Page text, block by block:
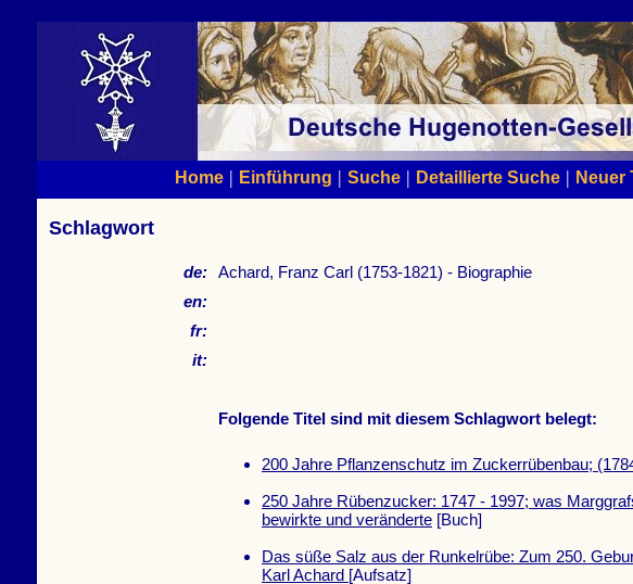
Home | Einführung | Suche | Detaillierte Suche | Neuer
Schlagwort
de: Achard, Franz Carl (1753-1821) - Biographie
en:
fr:
it:
Folgende Titel sind mit diesem Schlagwort belegt:
200 Jahre Pflanzenschutz im Zuckerrübenbau;
250 Jahre Rübenzucker: 1747 - 1997; was
bewirkte und veränderte [Buch]
Das süße Salz aus der Runkelrübe: Zum 250.
Karl Achard [Aufsatz]